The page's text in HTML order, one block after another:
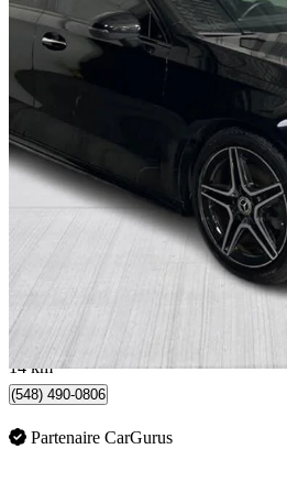
2022 Mercedes-Benz A-Class
A 220 4MATIC Sedan AWD88 891 km
351 $/mois env.
Saint-Constant, QC
14 km
(548) 490-0806
Partenaire CarGurus